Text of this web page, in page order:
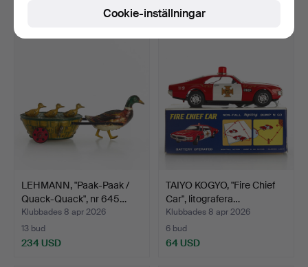
98 USD
LEHMANN, "Paak-Paak /
Quack-Quack", nr 645…
Klubbades 8 apr 2026
13 bud
234 USD
TAIYO KOGYO, "Fire Chief
Car", litografera…
Klubbades 8 apr 2026
6 bud
64 USD
Cookie-inställningar